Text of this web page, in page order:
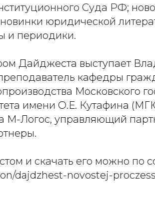
Суда РФ;
юридической
и периодики.
Дайджеста выступает
кафедры
Московского
имени О.Е. Кутафина
М-Логос, управляющий
и скачать его можно по
dajdzhest-novostej-